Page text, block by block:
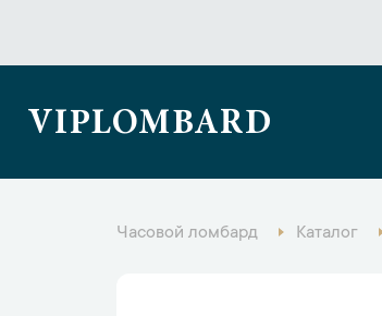
VIPLOMBARD
Часовой ломбард Каталог